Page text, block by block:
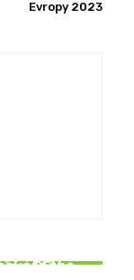
Evropy 2023
BEN